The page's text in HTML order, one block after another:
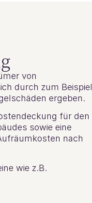
von
durch zum Beispiel
ergeben.
für den
sowie eine
nach
wie z.B.